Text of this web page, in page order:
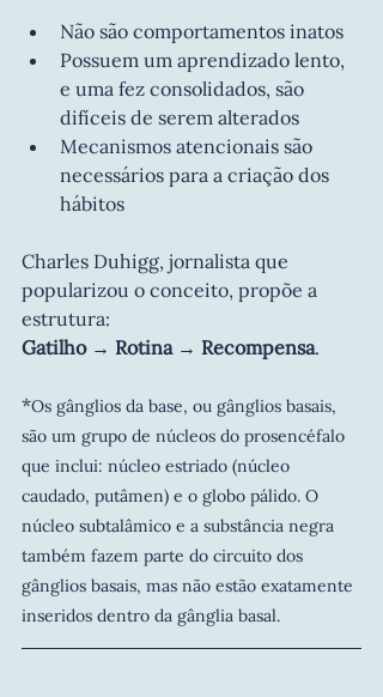
Não são comportamentos inatos
Possuem um aprendizado lento,
e uma fez consolidados, são
difíceis de serem alterados
Mecanismos atencionais são
necessários para a criação dos
hábitos
Charles Duhigg, jornalista que
popularizou o conceito, propõe a
estrutura:
Gatilho → Rotina → Recompensa.
*Os gânglios da base, ou gânglios basais,
são um grupo de núcleos do prosencéfalo
que inclui: núcleo estriado (núcleo
caudado, putâmen) e o globo pálido. O
núcleo subtalâmico e a substância negra
também fazem parte do circuito dos
gânglios basais, mas não estão exatamente
inseridos dentro da gânglia basal.